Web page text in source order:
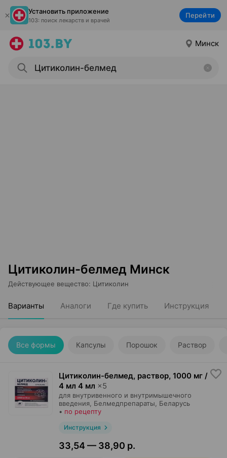
Установить приложение
103: поиск лекарств и врачей
Перейти
Минск
Цитиколин-белмед Минск
Действующее вещество: Цитиколин
Варианты Аналоги Где купить Инструкция
Все формы Капсулы Порошок Раствор
Цитиколин-белмед, раствор, 1000 мг /
4 мл 4 мл ×5
для внутривенного и внутримышечного
введения, Белмедпрепараты , Беларусь
• по рецепту
Инструкция
33,54 — 38,90 р.